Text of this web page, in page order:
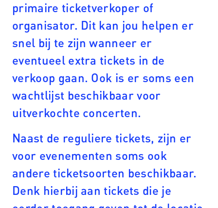
primaire ticketverkoper of
organisator. Dit kan jou helpen er
snel bij te zijn wanneer er
eventueel extra tickets in de
verkoop gaan. Ook is er soms een
wachtlijst beschikbaar voor
uitverkochte concerten.
Naast de reguliere tickets, zijn er
voor evenementen soms ook
andere ticketsoorten beschikbaar.
Denk hierbij aan tickets die je